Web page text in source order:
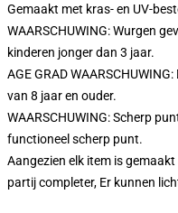
Gemaakt met kras- en UV-
WAARSCHUWING: Wurgen
kinderen jonger dan 3 jaar.
AGE GRAD
van 8 jaar en ouder.
WAARSCHUWING: Scherp
functioneel scherp punt.
Aangezien elk item is
partij completer, Er kunnen